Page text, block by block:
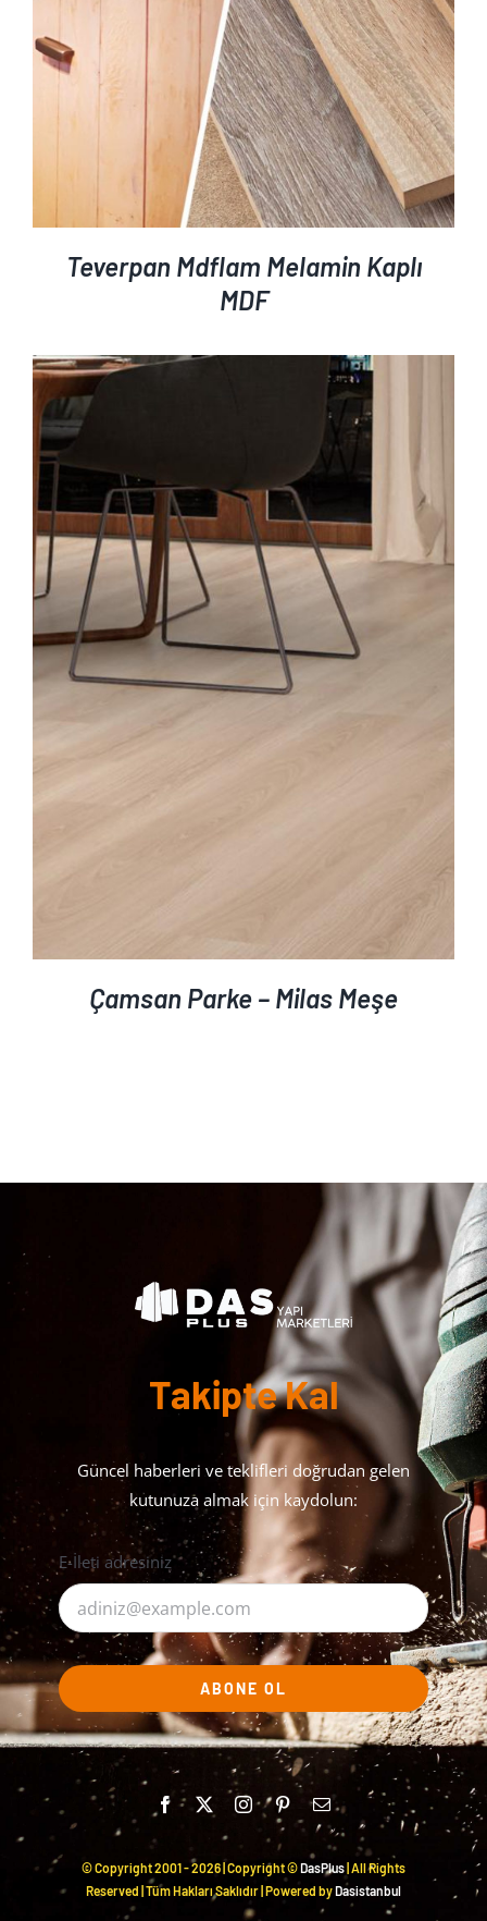
Teverpan Mdflam Melamin Kaplı
MDF
AYRINTILAR
Çamsan Parke – Milas Meşe
Takipte Kal
Güncel haberleri ve teklifleri doğrudan gelen
kutunuza almak için kaydolun:
E-İleti adresiniz
ABONE OL
© Copyright 2001 -2026 | Copyright ©DasPlus | All Rights
Reserved | Tüm Hakları Saklıdır | Powered byDasistanbul